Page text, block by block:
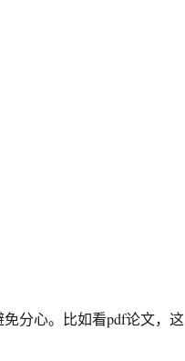
分心。比如看pdf论文，这